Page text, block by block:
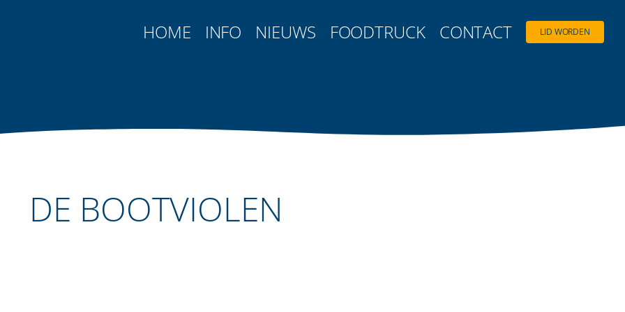
HOME INFO NIEUWS FOODTRUCK CONTACT LID WORDEN
DE BOOTVIOLEN